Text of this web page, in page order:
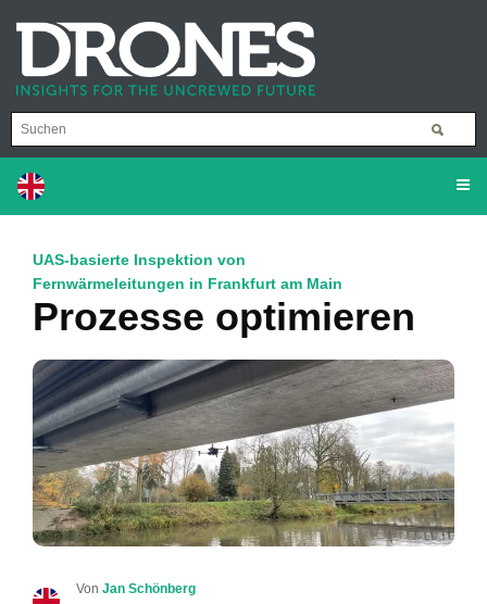
UAS-basierte Inspektion von
Fernwärmeleitungen in Frankfurt am Main
Prozesse optimieren
Von Jan Schönberg